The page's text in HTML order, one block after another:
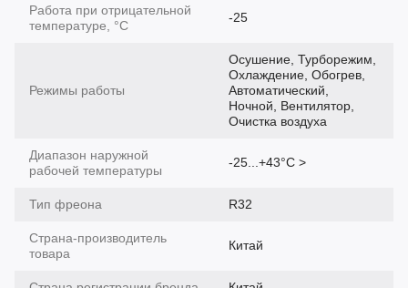
Работа при отрицательной
температуре, °C
-25
Режимы работы
Осушение, Турборежим,
Охлаждение, Обогрев,
Автоматический,
Ночной, Вентилятор,
Очистка воздуха
Диапазон наружной
рабочей температуры
-25...+43°С >
Тип фреона R32
Страна-производитель
товара
Китай